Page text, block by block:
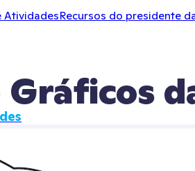
AtividadesRecursos do presidente